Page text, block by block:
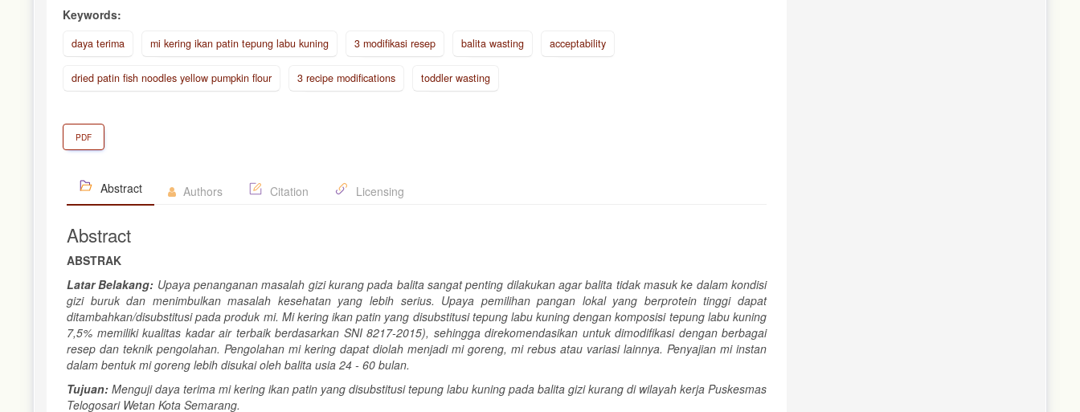
Keywords:
daya terima mi kering ikan patin tepung labu kuning 3 modifikasi resep balita wasting acceptability
dried patin fish noodles yellow pumpkin flour 3 recipe modifications toddler wasting
PDF
Abstract Authors Citation Licensing
Abstract
ABSTRAK
Latar Belakang: Upaya penanganan masalah gizi kurang pada balita sangat penting dilakukan agar balita tidak masuk ke dalam kondisi
gizi buruk dan menimbulkan masalah kesehatan yang lebih serius. Upaya pemilihan pangan lokal yang berprotein tinggi dapat
ditambahkan/disubstitusi pada produk mi. Mi kering ikan patin yang disubstitusi tepung labu kuning dengan komposisi tepung labu kuning
7,5% memiliki kualitas kadar air terbaik berdasarkan SNI 8217-2015), sehingga direkomendasikan untuk dimodifikasi dengan berbagai
resep dan teknik pengolahan. Pengolahan mi kering dapat diolah menjadi mi goreng, mi rebus atau variasi lainnya. Penyajian mi instan
dalam bentuk mi goreng lebih disukai oleh balita usia 24 - 60 bulan.
Tujuan: Menguji daya terima mi kering ikan patin yang disubstitusi tepung labu kuning pada balita gizi kurang di wilayah kerja Puskesmas
Telogosari Wetan Kota Semarang.